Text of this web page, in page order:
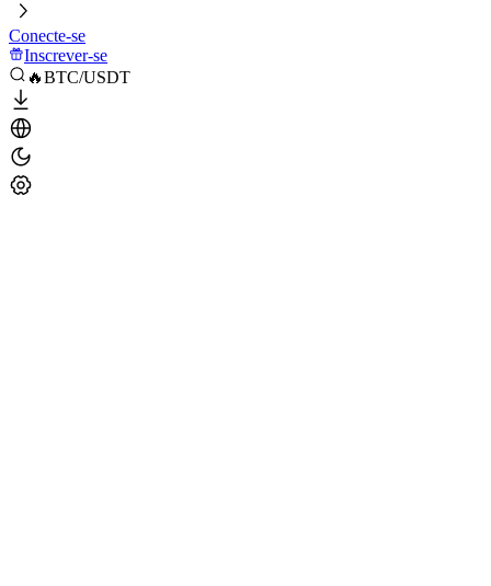
Conecte-se
Inscrever-se
🔥BTC/USDT